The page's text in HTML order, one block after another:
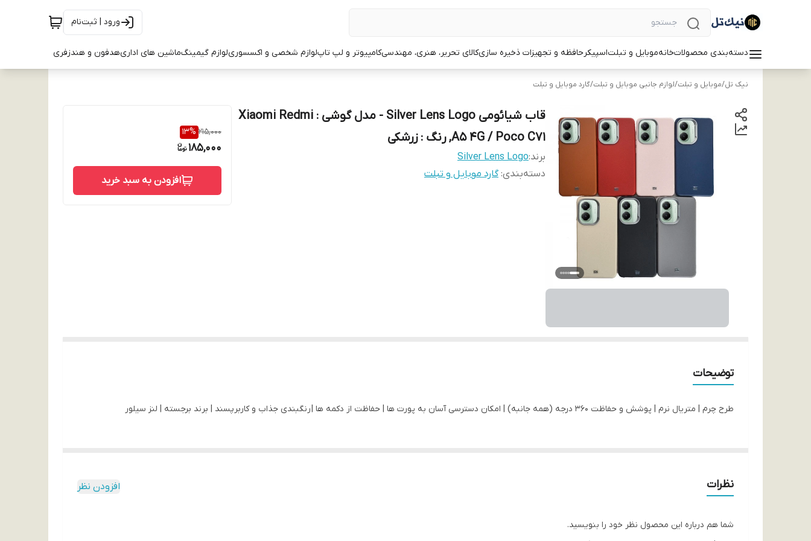
ورود | ثبت‌نام
دسته‌بندی محصولاتخانهموبایل و تبلتاسپیکرحافظه و تجهیزات ذخیره سازیکالای تحریر، هنری، مهندسیکامپیوتر و لپ تاپلوازم شخصی و اکسسوریلوازم گیمینگماشین های اداریهدفون و هندزفری
نیک تل/موبایل و تبلت/لوازم جانبی موبایل و تبلت/گارد موبایل و تبلت
قاب شیائومی Silver Lens Logo - مدل گوشی : Xiaomi Redmi
A5 4G / Poco C71, رنگ : زرشکی
برند:Silver Lens Logo
دسته‌بندی:گارد موبایل و تبلت
215,000
13%
185,000
افزودن به سبد خرید
توضیحات
طرح چرم | متریال نرم | پوشش و حفاظت 360 درجه (همه جانبه) | امکان دسترسی آسان به پورت ها | حفاظت از دکمه ها | رنگبندی جذاب و کاربرپسند | برند برجسته | لنز سیلور
نظرات افزودن نظر
شما هم درباره این محصول نظر خود را بنویسید.